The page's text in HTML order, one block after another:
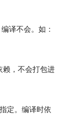
译不会。如：
赖，不会打包进
定。编译时依